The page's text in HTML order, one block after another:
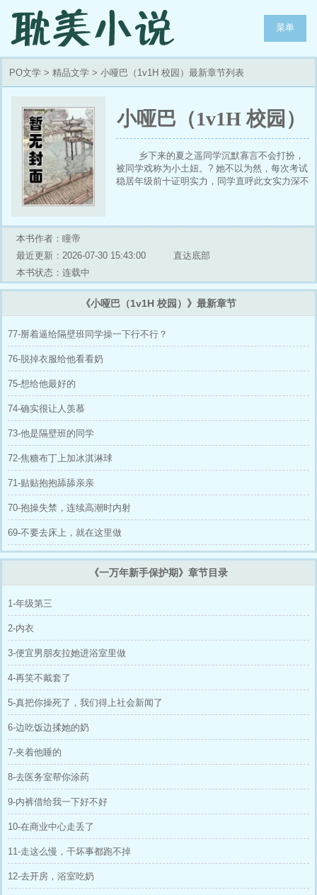
菜单
PO文学 > 精品文学 > 小哑巴（1v1H 校园）最新章节列表
小哑巴（1v1H 校园）
乡下来的夏之遥同学沉默寡言不会打扮，
被同学戏称为小土妞。? 她不以为然，每次考试
稳居年级前十证明实力，同学直呼此女实力深不
渐上心，来跟她讨要名分。??对此，夏之遥同
人生中闯入一个神采飞扬的少年，对她笑时露出
一口白牙：“小哑巴，作业借我抄抄呗。”? 叫她
小哑巴，她其实挺记仇的。? ——? 1v1/双洁/双
霸? 男主前期比较狗，后边开始养老婆，小小的
追妻火葬场，可能有青春疼痛文学，我的所有文
择，感谢。? 叠甲：不要上升价值，不要代入现
能写明白了写完结就不错了，不接受任何写作指
大头的。不关注弃文原因，不要影响爱看的人的
控制大头写出来的
本书作者：瞳帝
最近更新：2026-07-30 15:43:00 直达底部
本书状态：连载中
《小哑巴（1v1H 校园）》最新章节
77-掰着逼给隔壁班同学操一下行不行？
76-脱掉衣服给他看看奶
75-想给他最好的
74-确实很让人羡慕
73-他是隔壁班的同学
72-焦糖布丁上加冰淇淋球
71-贴贴抱抱舔舔亲亲
70-抱操失禁，连续高潮时内射
69-不要去床上，就在这里做
《一万年新手保护期》章节目录
1-年级第三
2-内衣
3-便宜男朋友拉她进浴室里做
4-再笑不戴套了
5-真把你操死了，我们得上社会新闻了
6-边吃饭边揉她的奶
7-夹着他睡的
8-去医务室帮你涂药
9-内裤借给我一下好不好
10-在商业中心走丢了
11-走这么慢，干坏事都跑不掉
12-去开房，浴室吃奶